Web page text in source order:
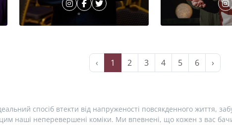
‹ 1 2 3 4 5 6 ›
спосіб втекти від напруженості повсякденного життя,
наші неперевершені коміки. Ми впевнені, що кожен з вас